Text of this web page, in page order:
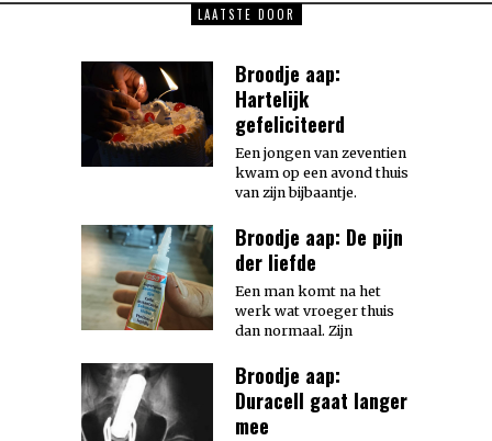
LAATSTE DOOR
Broodje aap:
Hartelijk
gefeliciteerd
Een jongen van zeventien
kwam op een avond thuis
van zijn bijbaantje.
Broodje aap: De pijn
der liefde
Een man komt na het
werk wat vroeger thuis
dan normaal. Zijn
Broodje aap:
Duracell gaat langer
mee